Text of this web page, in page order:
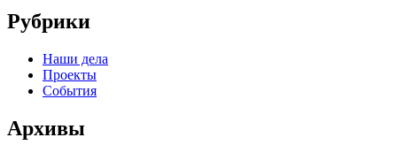
Рубрики
Наши дела
Проекты
События
Архивы